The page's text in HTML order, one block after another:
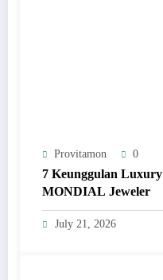
Provitamon 0
7 Keunggulan
MONDIAL Jeweler
July 21, 2026